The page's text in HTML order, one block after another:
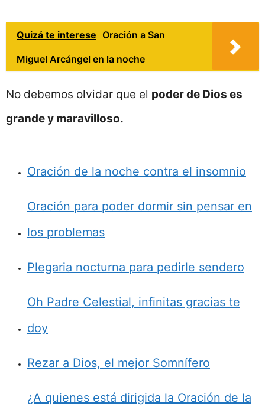
Quizá te interese Oración a San
Miguel Arcángel en la noche
No debemos olvidar que el poder de Dios es
grande y maravilloso.
Oración de la noche contra el insomnio
Oración para poder dormir sin pensar en
los problemas
Plegaria nocturna para pedirle sendero
Oh Padre Celestial, infinitas gracias te
doy
Rezar a Dios, el mejor Somnífero
¿A quienes está dirigida la Oración de la